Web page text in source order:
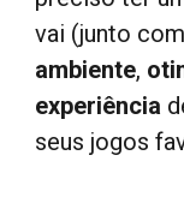
vai (junto
ambiente,
experiência
seus jogos